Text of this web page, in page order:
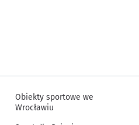
Obiekty sportowe we
Wrocławiu